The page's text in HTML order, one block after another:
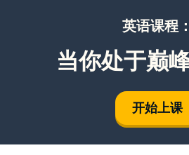
英语课程：
当你处于巅
开始上课